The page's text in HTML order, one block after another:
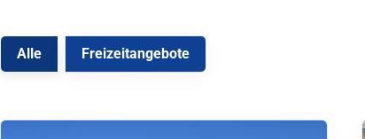
Alle Freizeitangebote